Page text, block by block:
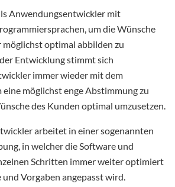
Anwendungsentwickler mit
um die Wünsche
optimal abbilden zu
Entwicklung stimmt sich
immer wieder mit dem
eine möglichst enge Abstimmung zu
des Kunden optimal umzusetzen.
arbeitet in einer sogenannten
in welcher die Software und
Schritten immer weiter optimiert
Vorgaben angepasst wird.